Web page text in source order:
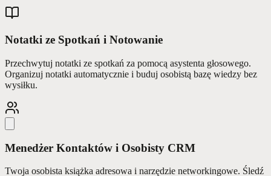
Notatki ze Spotkań i Notowanie
Przechwytuj notatki ze spotkań za pomocą asystenta głosowego.
Organizuj notatki automatycznie i buduj osobistą bazę wiedzy bez
wysiłku.
Menedżer Kontaktów i Osobisty CRM
Twoja osobista książka adresowa i narzędzie networkingowe. Śledź